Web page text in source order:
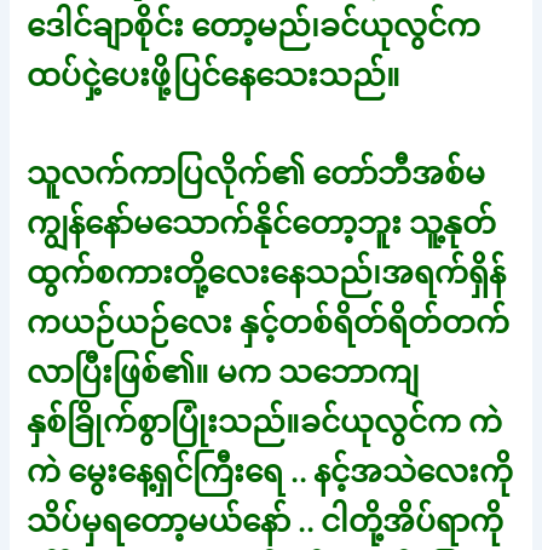
ဒေါင်ချာစိုင်း တော့မည်၊ခင်ယုလွင်က
ထပ်ငှဲ့ပေးဖို့ပြင်နေသေးသည်။
သူလက်ကာပြလိုက်၏ တော်ဘီအစ်မ
ကျွန်နော်မသောက်နိုင်တော့ဘူး သူ့နုတ်
ထွက်စကားတို့လေးနေသည်၊အရက်ရှိန်
ကယဉ်ယဉ်လေး နှင့်တစ်ရိတ်ရိတ်တက်
လာပြီးဖြစ်၏။ မက သဘောကျ
နှစ်ခြိုက်စွာပြုံးသည်။ခင်ယုလွင်က ကဲ
ကဲ မွေးနေ့ရှင်ကြီးရေ .. နင့်အသဲလေးကို
သိပ်မှရတော့မယ်နော် .. ငါတို့အိပ်ရာကို